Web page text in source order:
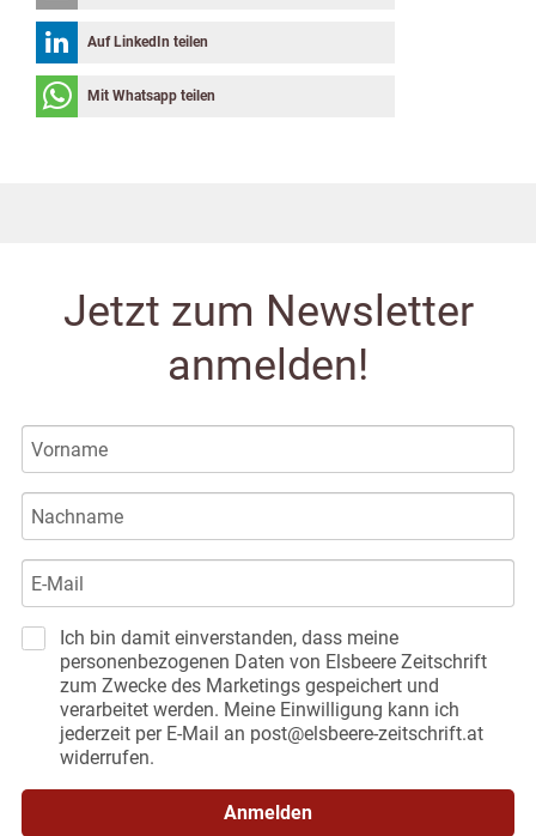
Auf LinkedIn teilen
Mit Whatsapp teilen
Jetzt zum Newsletter
anmelden!
Ich bin damit einverstanden, dass meine
personenbezogenen Daten von Elsbeere Zeitschrift
zum Zwecke des Marketings gespeichert und
verarbeitet werden. Meine Einwilligung kann ich
jederzeit per E-Mail an post@elsbeere-zeitschrift.at
widerrufen.
Anmelden